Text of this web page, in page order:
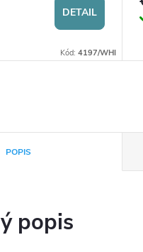
POPIS
popis
DETAIL
Kód: 4197/WHI